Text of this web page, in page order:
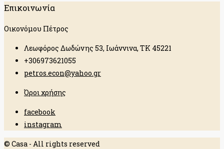
Επικοινωνία
Οικονόμου Πέτρος
Λεωφόρος Δωδώνης 53, Ιωάννινα, ΤΚ 45221
+306973621055
petros.econ@yahoo.gr
Όροι χρήσης
facebook
instagram
© Casa - All rights reserved